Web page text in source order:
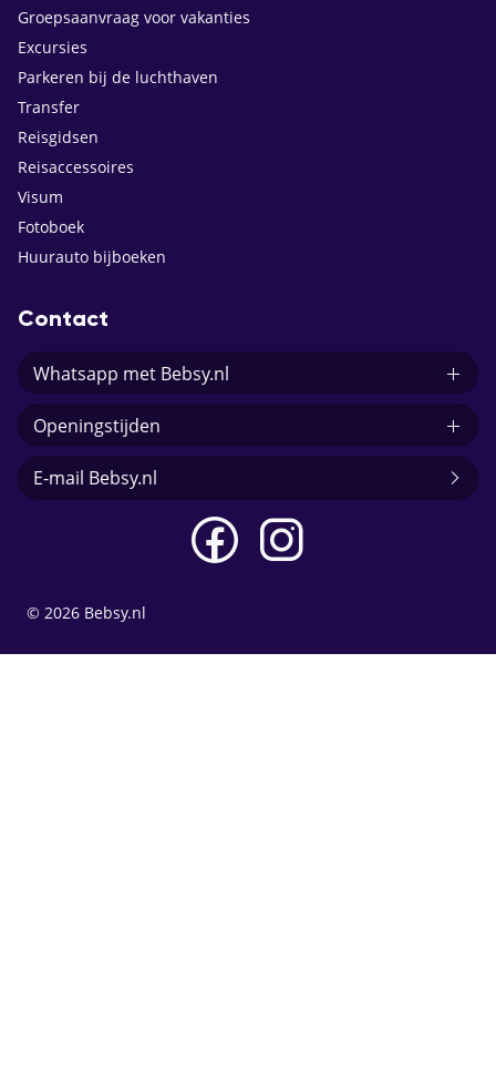
Groepsaanvraag voor vakanties
Excursies
Parkeren bij de luchthaven
Transfer
Reisgidsen
Reisaccessoires
Visum
Fotoboek
Huurauto bijboeken
Contact
Whatsapp met Bebsy.nl
Openingstijden
E-mail Bebsy.nl
© 2026 Bebsy.nl